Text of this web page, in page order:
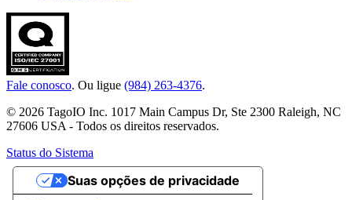
Fale conosco. Ou ligue (984) 263-4376.
© 2026 TagoIO Inc. 1017 Main Campus Dr, Ste 2300 Raleigh, NC
27606 USA - Todos os direitos reservados.
Status do Sistema
Suas opções de privacidade